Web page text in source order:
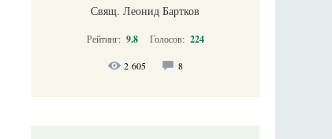
Свящ. Леонид Бартков
Рейтинг: 9.8 Голосов: 224
2 605 8